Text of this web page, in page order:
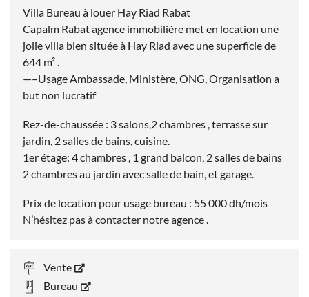
Villa Bureau à louer Hay Riad Rabat
Capalm Rabat agence immobilière met en location une
jolie villa bien située à Hay Riad avec une superficie de
644 m² .
—–Usage Ambassade, Ministère, ONG, Organisation a
but non lucratif
Rez-de-chaussée : 3 salons,2 chambres , terrasse sur
jardin, 2 salles de bains, cuisine.
1er étage: 4 chambres , 1 grand balcon, 2 salles de bains
2 chambres au jardin avec salle de bain, et garage.
Prix de location pour usage bureau : 55 000 dh/mois
N’hésitez pas à contacter notre agence .
Vente
Bureau